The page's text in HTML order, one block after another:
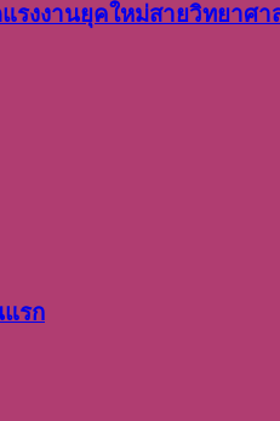
รงงานยุคใหม่สายวิทยาศ
แรก